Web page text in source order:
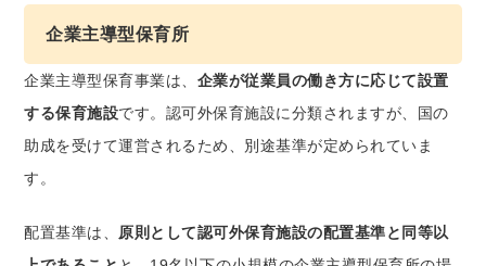
企業主導型保育所
企業主導型保育事業は、 企業が従業員の働き方に応じて設置
する保育施設です。認可外保育施設に分類されますが、国の
助成を受けて運営されるため、別途基準が定められていま
す。
配置基準は、 原則として認可外保育施設の配置基準と同等以